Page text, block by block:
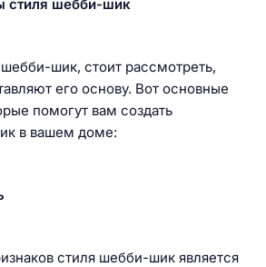
стиля шебби-шик
шик, стоит рассмотреть,
его основу. Вот основные
помогут вам создать
в вашем доме:
стиля шебби-шик является